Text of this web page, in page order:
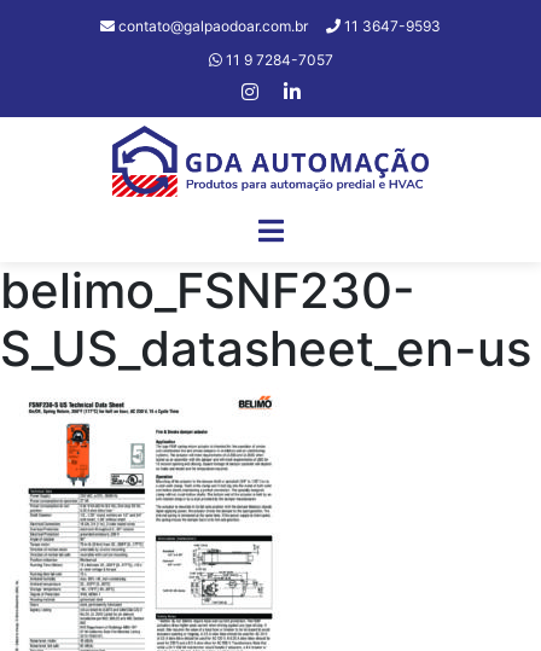
contato@galpaodoar.com.br
11 3647-9593
11 9 7284-7057
belimo_FSNF230-
S_US_datasheet_en-us